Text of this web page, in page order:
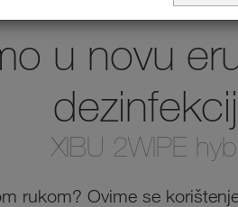
u novu
XIBU 2WIPE
rukom? Ovime se